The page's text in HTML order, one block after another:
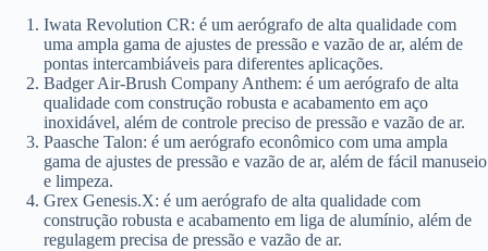
Iwata Revolution CR: é um aerógrafo de alta qualidade com
uma ampla gama de ajustes de pressão e vazão de ar, além de
pontas intercambiáveis para diferentes aplicações.
Badger Air-Brush Company Anthem: é um aerógrafo de alta
qualidade com construção robusta e acabamento em aço
inoxidável, além de controle preciso de pressão e vazão de ar.
Paasche Talon: é um aerógrafo econômico com uma ampla
gama de ajustes de pressão e vazão de ar, além de fácil manuseio
e limpeza.
Grex Genesis.X: é um aerógrafo de alta qualidade com
construção robusta e acabamento em liga de alumínio, além de
regulagem precisa de pressão e vazão de ar.